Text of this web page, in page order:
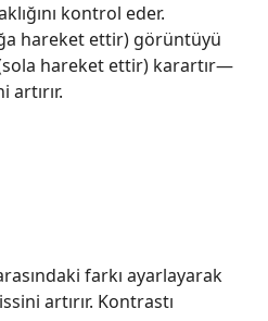
kontrol eder.
hareket ettir) görüntüyü
(sola hareket ettir) karartır—
farkı ayarlayarak
artırır. Kontrastı